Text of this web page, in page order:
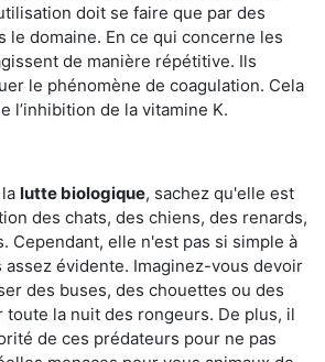
doit se faire que par des
le domaine. En ce qui concerne les
de manière répétitive. Ils
le phénomène de coagulation. Cela
l’inhibition de la vitamine K.
lutte biologique, sachez qu'elle est
des chats, des chiens, des renards,
Cependant, elle n'est pas si simple à
assez évidente. Imaginez-vous devoir
des buses, des chouettes ou des
la nuit des rongeurs. De plus, il
de ces prédateurs pour ne pas